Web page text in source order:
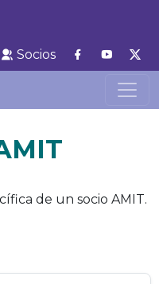
Socios
de un socio AMIT.